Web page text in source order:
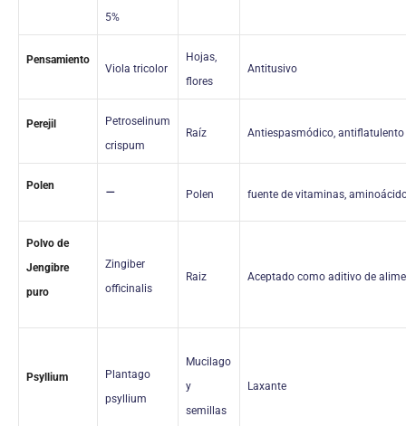
5%
Pensamiento
Viola tricolor
Hojas,
flores
Antitusivo
Perejil
Petroselinum
crispum
Raíz Antiespasmódico, antiflatulento
Polen – Polen fuente de vitaminas,
Polvo de
Jengibre
puro
Zingiber
officinalis
Raiz Aceptado como aditivo de
Psyllium
Plantago
psyllium
Mucilago
y
semillas
Laxante